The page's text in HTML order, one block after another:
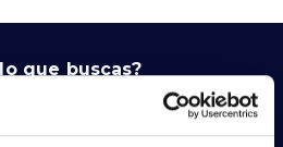
que buscas?
búsqueda avanzada